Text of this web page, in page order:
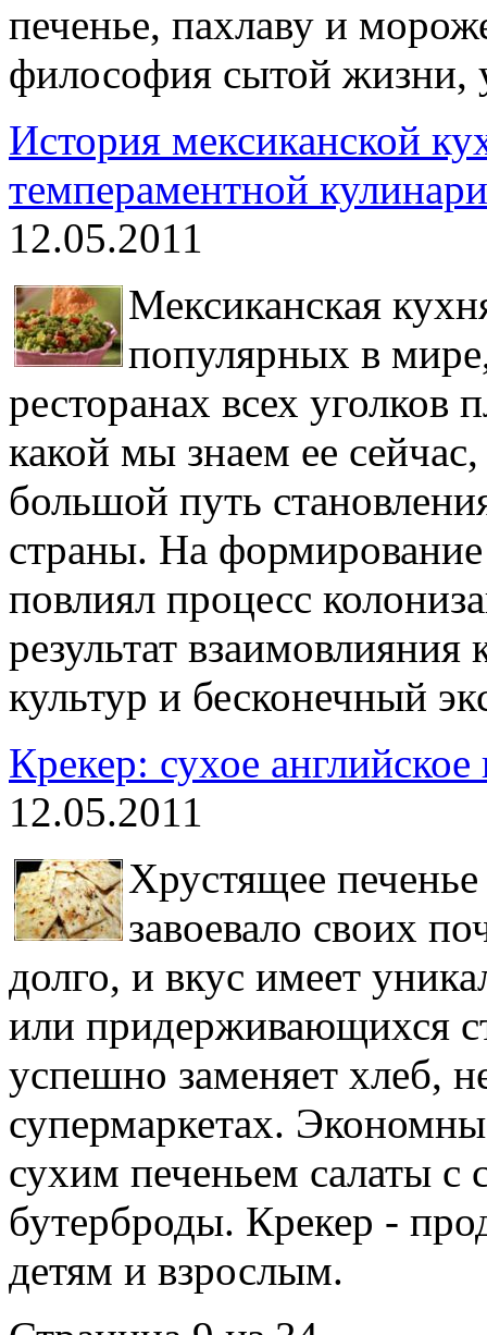
печенье, пахлаву и
философия сытой жизни,
История мексиканской
темпераментной
12.05.2011
Мексиканская
популярных в
ресторанах всех уголков
какой мы знаем ее
большой путь
страны. На
повлиял процесс
результат
культур и бесконечный
Крекер: сухое английское
12.05.2011
Хрустящее
завоевало своих
долго, и вкус имеет
или придерживающихся
успешно заменяет хлеб,
супермаркетах.
сухим печеньем салаты с
бутерброды. Крекер -
детям и взрослым.